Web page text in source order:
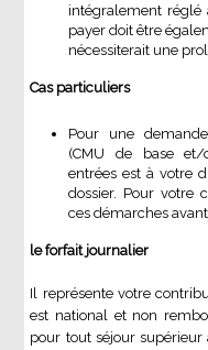
intégralement réglé
payer doit être
nécessiterait une
Cas particuliers
Pour une
(CMU de base et/
entrées est à votre
dossier. Pour votre
ces démarches
le forfait journalier
Il représente votre
est national et non
pour tout séjour